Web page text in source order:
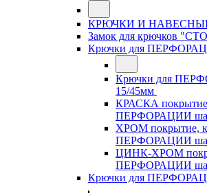
КРЮЧКИ И
Замок для крючков
Крючки для
Крючки для
15/45мм
КРАСКА
ПЕРФОРАЦИИ
ХРОМ покрытие,
ПЕРФОРАЦИИ
ЦИНК-ХРОМ
ПЕРФОРАЦИИ
Крючки для